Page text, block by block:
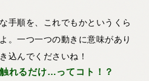
手順を、これでもかというくら
。一つ一つの動きに意味があり
込んでくださいね！
れるだけ…ってコト！？